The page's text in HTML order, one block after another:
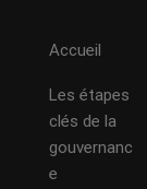
Accueil
Les étapes
clés de la
gouvernanc
e